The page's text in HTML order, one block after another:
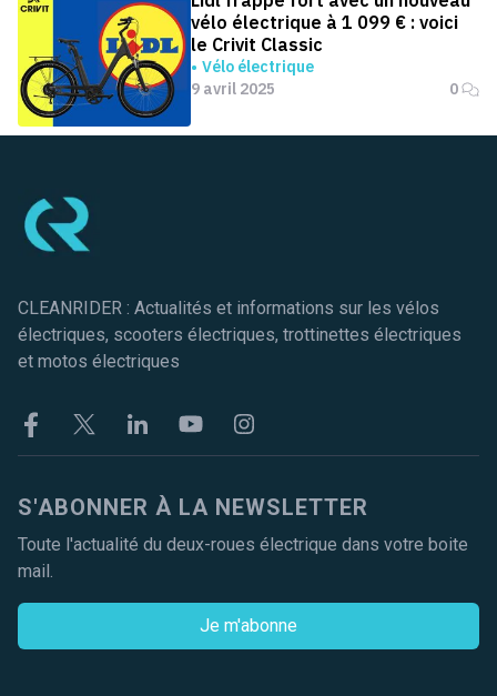
vélo électrique à 1 099 € : voici
le Crivit Classic
Vélo électrique
9 avril 2025
0
CLEANRIDER : Actualités et informations sur les vélos
électriques, scooters électriques, trottinettes électriques
et motos électriques
FacebookTwitter LinkekinYoutubeInstagram
S'ABONNER À LA NEWSLETTER
Toute l'actualité du deux-roues électrique dans votre boite
mail.
Je m'abonne